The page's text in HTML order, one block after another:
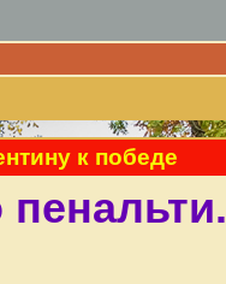
к победе